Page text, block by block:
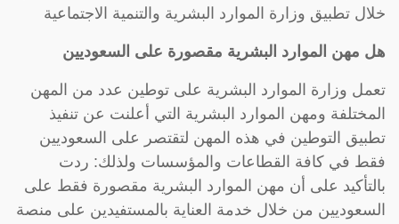
خلال تطبيق وزارة الموارد البشرية والتنمية الاجتماعية
هل مهن الموارد البشرية مقصورة على السعوديين
تعمل وزارة الموارد البشرية على توطين عدد من المهن
المختلفة ومهن الموارد البشرية التي أعلنت عن تنفيذ
تطبيق التوطين في هذه المهن لتقتصر على السعوديين
فقط في كافة القطاعات والمؤسسات ولذلك: ردت
بالتأكيد على أن مهن الموارد البشرية مقصورة فقط على
السعوديين من خلال خدمة العناية بالمستفيدين على منصة